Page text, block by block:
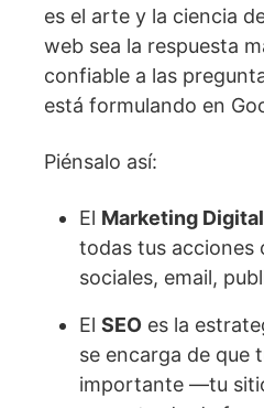
es el arte y la ciencia
web sea la respuesta
confiable a las
está formulando en
Piénsalo así:
El Marketing Digital
todas tus acciones
sociales, email,
El SEO es la
se encarga de que
importante —tu